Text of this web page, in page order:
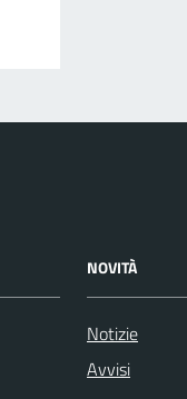
NOVITÀ
Notizie
Avvisi